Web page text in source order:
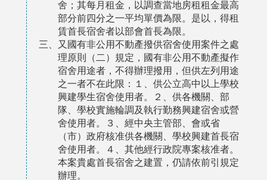
舍；其每月租金，以調查當地房租租金最高
部分前四分之一平均單價為限。是以，得租
賃首長宿舍者以部會首長為限。
三、又國有非公用不動產撥供宿舍使用案件之處
理原則（二）規定，國有非公用不動產擬作
宿舍用途者，不得辦理撥用，但供左列用途
之一者不在此限：１、供公立高中以上學校
興建學生宿舍使用者。２、供各機關、部
隊、學校實施輪調及執行勤務興建宿舍或營
舍使用者。３、經中央主管部、會或省
（市）政府核准供各機關、學校興建首長宿
舍使用者。４、其他經行政院專案核准者。
本案貴處首長宿舍之建置，仍請依前引規定
辦理。